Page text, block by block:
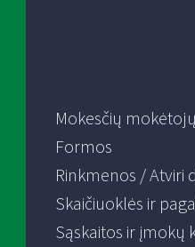
Mokesčių
Formos
Rinkmenos / Atviri
Skaičiuoklės ir
Sąskaitos ir įmokų